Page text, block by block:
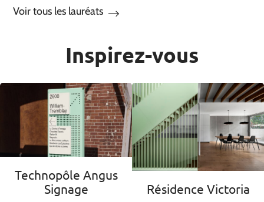
Voir tous les lauréats
Inspirez-vous
Technopôle Angus
Signage
Résidence Victoria